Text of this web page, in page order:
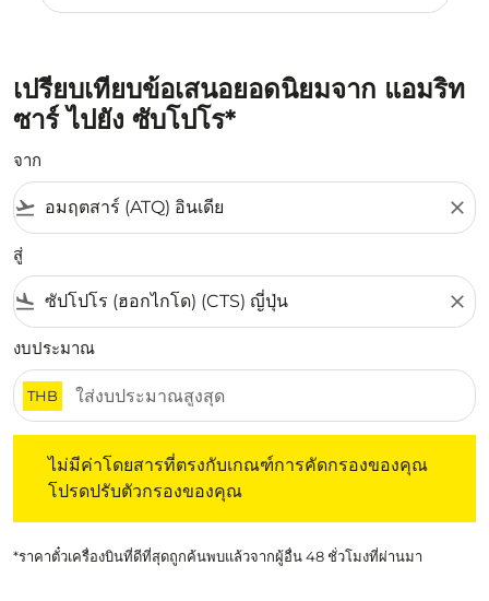
เปรียบเทียบข้อเสนอยอดนิยมจาก แอมริท
ซาร์ ไปยัง ซับโปโร*
จาก
flight_takeoff close
สู่
flight_land close
งบประมาณ
THB
ไม่มีค่าโดยสารที่ตรงกับเกณฑ์การคัดกรองของคุณ
โปรดปรับตัวกรองของคุณ
*ราคาตั๋วเครื่องบินที่ดีที่สุดถูกค้นพบแล้วจากผู้อื่น 48 ชั่วโมงที่ผ่านมา